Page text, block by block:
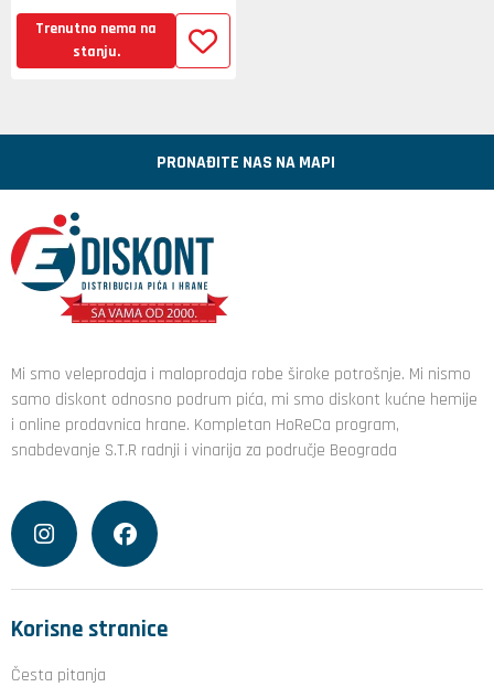
Trenutno nema na
stanju.
PRONAĐITE NAS NA MAPI
Mi smo veleprodaja i maloprodaja robe široke potrošnje. Mi nismo
samo diskont odnosno podrum pića, mi smo diskont kućne hemije
i online prodavnica hrane. Kompletan HoReCa program,
snabdevanje S.T.R radnji i vinarija za područje Beograda
Korisne stranice
Česta pitanja